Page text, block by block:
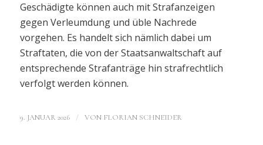
Geschädigte können auch mit Strafanzeigen
gegen Verleumdung und üble Nachrede
vorgehen. Es handelt sich nämlich dabei um
Straftaten, die von der Staatsanwaltschaft auf
entsprechende Strafanträge hin strafrechtlich
verfolgt werden können.
9. JANUAR 2026 / VON FLORIAN SCHNEIDER